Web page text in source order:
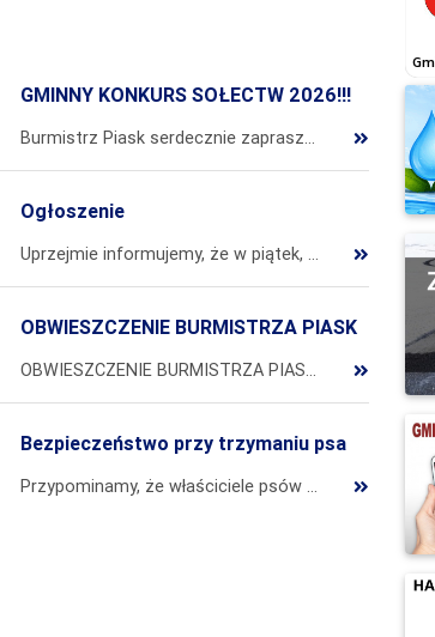
GMINNY KONKURS SOŁECTW 2026!!!
Burmistrz Piask serdecznie zaprasza wszystkie chętne Sołectwa do wzięcia udziału w IV Gminnym Konkursie Sołectw Gminy Piaski, organizowanym w ramach obchodów Dni Piask i Dożynek Gminnych w dniu 23 sierpnia 2026 roku.
Ogłoszenie
Uprzejmie informujemy, że w piątek, 24 lipca 2026 r., Urząd Stanu Cywilnego w Piaskach będzie czynny od godziny 10:00. Zmiana godzin pracy wynika z organizacji pracy związanej z okresem urlopowym oraz koniecznością realizacji innych obowiązków. Przepraszamy za wszelkie utrudnienia i dziękujemy za wyrozumiałość.
OBWIESZCZENIE BURMISTRZA PIASK
OBWIESZCZENIE BURMISTRZA PIASK o rozpoczęciu przez Wójta Gminy Trawniki konsultacji społecznych projektu miejscowego planu zagospodarowania przestrzennego Gminy Trawniki dla lokalizacji elektrowni wiatrowych w granicach części obrębów: Biskupice, Trawniki, Trawniki Kolonia
Bezpieczeństwo przy trzymaniu psa
Przypominamy, że właściciele psów mają prawny obowiązek zachowania odpowiednich środków ostrożności przy trzymaniu psów. Miejsce przebywania psa powinno być przygotowane w taki sposób, aby zwierzę nie stanowiło zagrożenia dla osób postronnych oraz uczestników ruchu drogowego